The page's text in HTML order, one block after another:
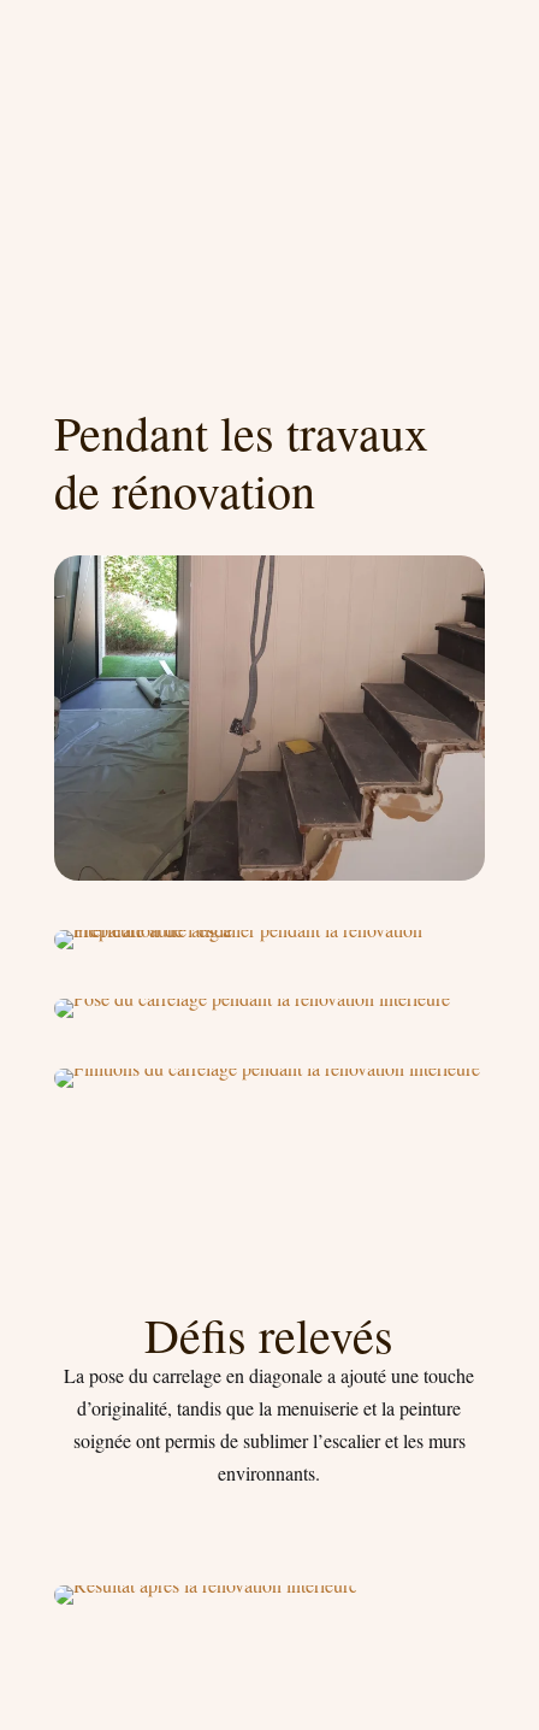
Pendant les travaux
de rénovation
Défis relevés
La pose du carrelage en diagonale a ajouté une touche
d’originalité, tandis que la menuiserie et la peinture
soignée ont permis de sublimer l’escalier et les murs
environnants.